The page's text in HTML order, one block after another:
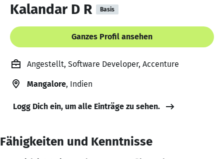
Kalandar D R Basis
Ganzes Profil ansehen
Angestellt, Software Developer, Accenture
Mangalore, Indien
Logg Dich ein, um alle Einträge zu sehen.
Fähigkeiten und Kenntnisse